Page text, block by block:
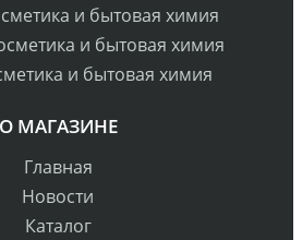
и бытовая химия
и бытовая химия
и бытовая химия
О МАГАЗИНЕ
Главная
Новости
Каталог